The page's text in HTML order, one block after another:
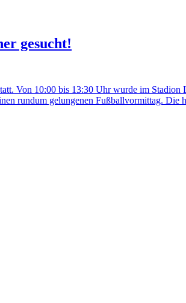
gesucht!
Von 10:00 bis 13:30 Uhr wurde im
rundum gelungenen Fußballvormittag.